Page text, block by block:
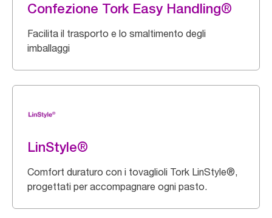
Confezione Tork Easy Handling®
Facilita il trasporto e lo smaltimento degli
imballaggi
LinStyle®
Comfort duraturo con i tovaglioli Tork LinStyle®,
progettati per accompagnare ogni pasto.